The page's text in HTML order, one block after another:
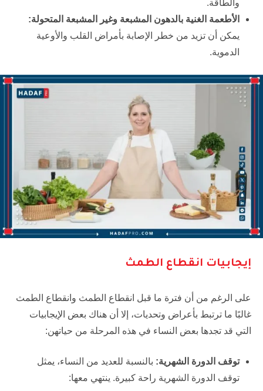
والطاقة.
الأطعمة الغنية بالدهون المشبعة وغير المشبعة المتحولة:
يمكن أن تزيد من خطر الإصابة بأمراض القلب والأوعية
الدموية.
إيجابيات انقطاع الطمث
على الرغم من أن فترة ما قبل انقطاع الطمث وانقطاع الطمث
غالبًا ما ترتبط بأعراض وتحديات، إلا أن هناك بعض الإيجابيات
التي قد تجدها بعض النساء في هذه المرحلة من حياتهن:
توقف الدورة الشهرية: بالنسبة للعديد من النساء، يمثل
توقف الدورة الشهرية راحة كبيرة. ينتهي معها: